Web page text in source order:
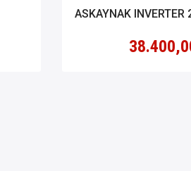
ASKAYNAK INVERTER